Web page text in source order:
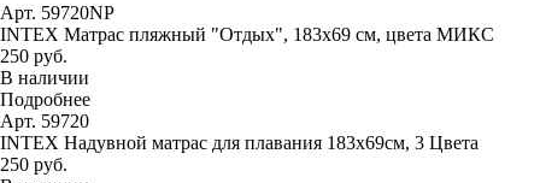
Арт. 59720NP
INTEX Матрас пляжный "Отдых", 183х69 см, цвета МИКС
250 руб.
В наличии
Подробнее
Арт. 59720
INTEX Надувной матрас для плавания 183х69см, 3 Цвета
250 руб.